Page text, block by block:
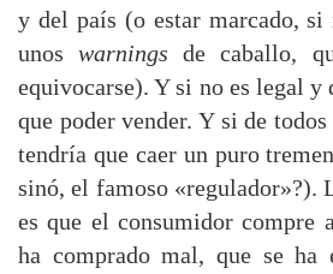
y del país (o estar marcado, si
unoswarnings de caballo,
equivocarse). Y si no es legal y
que poder vender. Y si de
tendría que caer un puro
sinó, el famoso «regulador»?).
es que el consumidor compre
ha comprado mal, que se ha